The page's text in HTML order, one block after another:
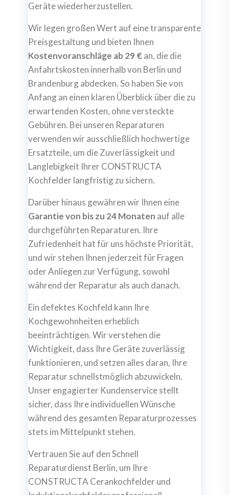
Geräte wiederherzustellen.
Wir legen großen Wert auf eine transparente
Preisgestaltung und bieten Ihnen
Kostenvoranschläge ab 29 €an, die die
Anfahrtskosten innerhalb von Berlin und
Brandenburg abdecken. So haben Sie von
Anfang an einen klaren Überblick über die zu
erwartenden Kosten, ohne versteckte
Gebühren. Bei unseren Reparaturen
verwenden wir ausschließlich hochwertige
Ersatzteile, um die Zuverlässigkeit und
Langlebigkeit Ihrer CONSTRUCTA
Kochfelder langfristig zu sichern.
Darüber hinaus gewähren wir Ihnen eine
Garantie von bis zu 24 Monaten auf alle
durchgeführten Reparaturen. Ihre
Zufriedenheit hat für uns höchste Priorität,
und wir stehen Ihnen jederzeit für Fragen
oder Anliegen zur Verfügung, sowohl
während der Reparatur als auch danach.
Ein defektes Kochfeld kann Ihre
Kochgewohnheiten erheblich
beeinträchtigen. Wir verstehen die
Wichtigkeit, dass Ihre Geräte zuverlässig
funktionieren, und setzen alles daran, Ihre
Reparatur schnellstmöglich abzuwickeln.
Unser engagierter Kundenservice stellt
sicher, dass Ihre individuellen Wünsche
während des gesamten Reparaturprozesses
stets im Mittelpunkt stehen.
Vertrauen Sie auf den Schnell
Reparaturdienst Berlin, um Ihre
CONSTRUCTA Cerankochfelder und